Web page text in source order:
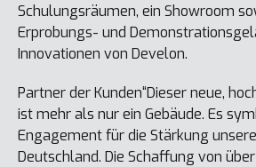
Schulungsräumen, ein Showroom
Erprobungs- und
Innovationen von Develon.
Partner der Kunden“Dieser neue,
ist mehr als nur ein Gebäude. Es
Engagement für die Stärkung
Deutschland. Die Schaffung von